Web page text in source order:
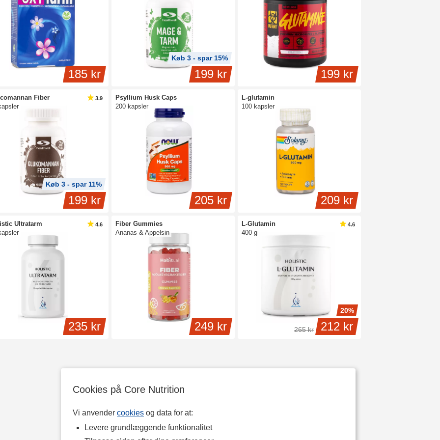
Cookies på Core Nutrition
Vi anvender cookies og data for at:
Levere grundlæggende funktionalitet
185 kr
Køb 3 - spar 15%
199 kr 199 kr
Fiber
Køb 3 - spar 11%
199 kr
3.9
Psyllium Husk Caps
200 kapsler
205 kr
L-glutamin
100 kapsler
209 kr
Ultratarm
235 kr
4.6
Fiber Gummies
Ananas & Appelsin
249 kr
L-Glutamin
400 g
20%
212 kr
265 kr
4.6